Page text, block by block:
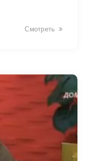
Смотреть